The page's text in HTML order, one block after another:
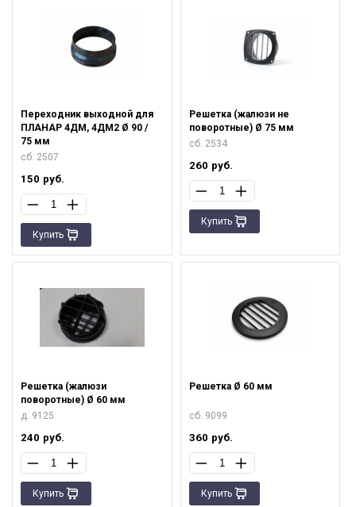
Переходник выходной для
ПЛАНАР 4ДМ, 4ДМ2 Ø 90 /
75 мм
сб. 2507
150 руб.
Купить
Решетка (жалюзи не
поворотные) Ø 75 мм
сб. 2534
260 руб.
Купить
Решетка (жалюзи
поворотные) Ø 60 мм
д. 9125
240 руб.
Купить
Решетка Ø 60 мм
сб. 9099
360 руб.
Купить